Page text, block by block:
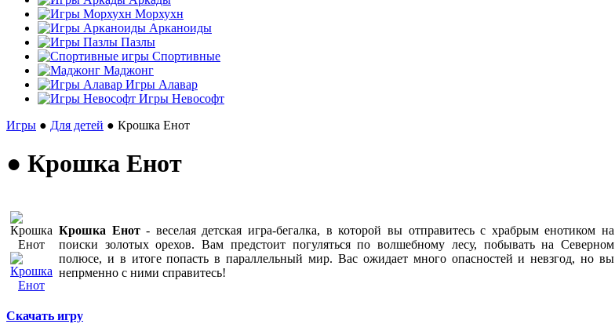
Морхухн
Арканоиды
Пазлы
Спортивные
Маджонг
Игры Алавар
Игры Невософт
Игры ● Для детей ● Крошка Енот
● Крошка Енот
Крошка Енот- веселая детская игра-бегалка, в которой вы отправитесь с храбрым енотиком на
поиски золотых орехов. Вам предстоит погуляться по волшебному лесу, побывать на Северном
полюсе, и в итоге попасть в параллельный мир. Вас ожидает много опасностей и невзгод, но вы
непрменно с ними справитесь!
Скачать игру